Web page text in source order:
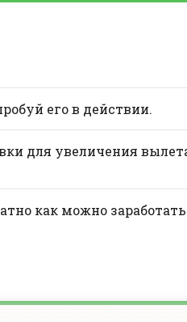
его в действии.
для увеличения
как можно